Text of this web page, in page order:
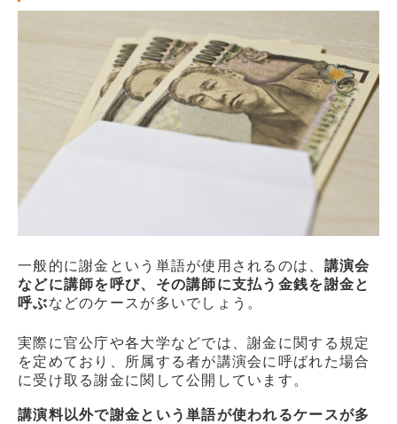
一般的に謝金という単語が使用されるのは、 講演会
などに講師を呼び、その講師に支払う金銭を謝金と
呼ぶなどのケースが多いでしょう。
実際に官公庁や各大学などでは、謝金に関する規定
を定めており、所属する者が講演会に呼ばれた場合
に受け取る謝金に関して公開しています。
講演料以外で謝金という単語が使われるケースが多